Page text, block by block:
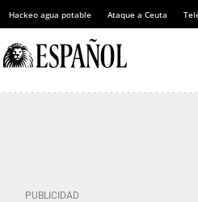
Hackeo agua potable Ataque a Ceuta